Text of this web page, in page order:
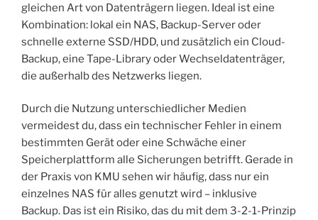
gleichen Art von Datenträgern liegen. Ideal ist eine
Kombination: lokal ein NAS, Backup-Server oder
schnelle externe SSD/HDD, und zusätzlich ein Cloud-
Backup, eine Tape-Library oder Wechseldatenträger,
die außerhalb des Netzwerks liegen.
Durch die Nutzung unterschiedlicher Medien
vermeidest du, dass ein technischer Fehler in einem
bestimmten Gerät oder eine Schwäche einer
Speicherplattform alle Sicherungen betrifft. Gerade in
der Praxis von KMU sehen wir häufig, dass nur ein
einzelnes NAS für alles genutzt wird – inklusive
Backup. Das ist ein Risiko, das du mit dem 3-2-1-Prinzip